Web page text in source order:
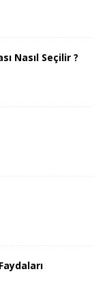
Nasıl Seçilir ?